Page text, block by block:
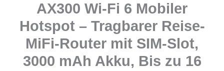
AX300 Wi-Fi 6 Mobiler
Hotspot – Tragbarer Reise-
MiFi-Router mit SIM-Slot,
3000 mAh Akku, Bis zu 16